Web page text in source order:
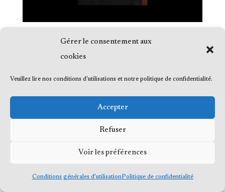
Gérer le consentement aux
cookies
Veuillez lire nos conditions d'utilisations et notre politique de confidentialité.
Accepter
Refuser
Voir les préférences
Conditions générales d’utilisationPolitique de confidentialité